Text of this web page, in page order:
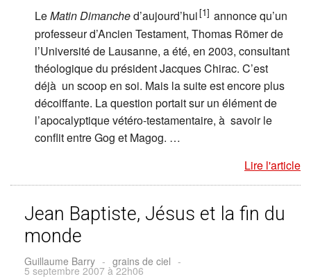
LeMatin Dimanched’aujourd’hui[1] annonce qu’un
professeur d’Ancien Testament, Thomas Römer de
l’Université de Lausanne, a été, en 2003, consultant
théologique du président Jacques Chirac. C’est
déjà un scoop en soi. Mais la suite est encore plus
décoiffante. La question portait sur un élément de
l’apocalyptique vétéro-testamentaire, à savoir le
conflit entre Gog et Magog. …
Lire l'article
Jean Baptiste, Jésus et la fin du
monde
Guillaume Barry - grains de ciel -
5 septembre 2007 à 22h06